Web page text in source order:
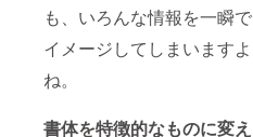
も、いろんな情報を一瞬で
イメージしてしまいますよ
ね。
書体を特徴的なものに変え